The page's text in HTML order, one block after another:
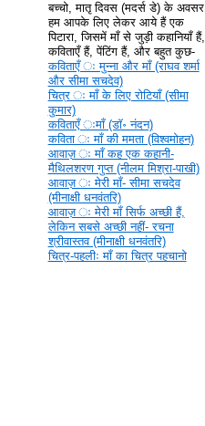
बच्चो, मातृ दिवस (मदर्स डे) के अवसर
हम आपके लिए लेकर आये हैं एक
पिटारा, जिसमें माँ से जुड़ी कहानियाँ हैं,
कविताएँ हैं, पेंटिंग हैं, और बहुत कुछ-
कविताएँ ‍ः मुन्ना और माँ (राघव शर्मा
और सीमा सचदेव)
चित्र ‍ः माँ के लिए रोटियाँ (सीमा
कुमार)
कविताएँ ‍ःमाँ (डॉ॰ नंदन)
कविता ‍ः माँ की ममता (विश्वमोहन)
आवाज़ ‍ः माँ कह एक कहानी-
मैथिलशरण गुप्त (नीलम मिश्रा-पाखी)
आवाज़ ‍ः मेरी माँ- सीमा सचदेव
(मीनाक्षी धनवंतरि)
आवाज़ ‍ः मेरी माँ सिर्फ अच्छी हैं,
लेकिन सबसे अच्छी नहीं- रचना
श्रीवास्तव (मीनाक्षी धनवंतरि)
चित्र-पहलीः माँ का चित्र पहचानो